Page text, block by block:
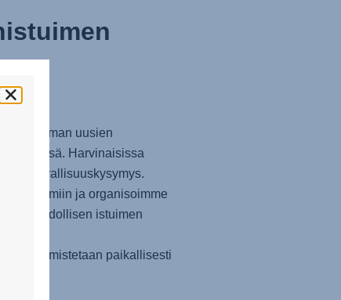
poikkeaman uusien
säädössä. Harvinaisissa
ole turvallisuuskysymys.
ja organisoimme
mahdollisen istuimen
ja valmistetaan paikallisesti